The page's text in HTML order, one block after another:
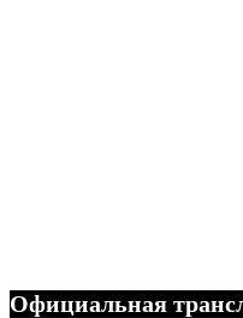
Официальная